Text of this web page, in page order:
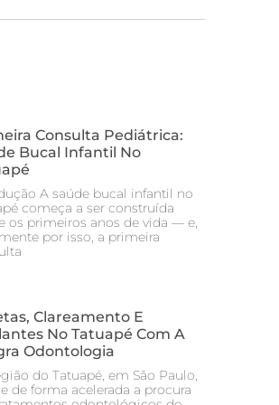
Consulta Pediátrica:
Bucal Infantil No
A saúde bucal infantil no
começa a ser construída
os primeiros anos de vida — e,
por isso, a primeira
Clareamento E
No Tatuapé Com A
Odontologia
do Tatuapé, em São Paulo,
de forma acelerada a procura